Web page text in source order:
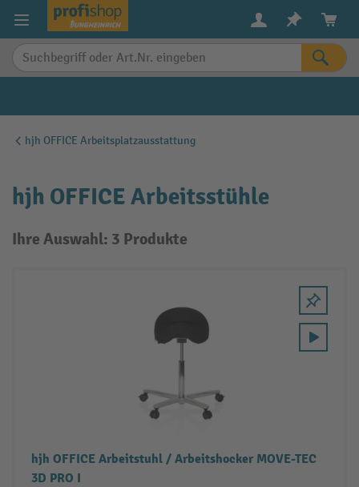
springen
hjh OFFICE Arbeitsplatzausstattung
hjh OFFICE Arbeitsstühle
Ihre Auswahl: 3 Produkte
hjh OFFICE Arbeitstuhl / Arbeitshocker MOVE-TEC
3D PRO I